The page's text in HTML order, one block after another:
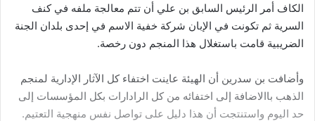
الكاف أمر الرئيس السابق بن علي أن تتم معالجة ملفه في كنف
السرية ثم تكونت في الإبان شركة خفية الاسم في إحدى بلدان الجنة
الضريبية قامت باستغلال هذا المنجم دون رخصة.
وأضافت بن سدرين أن الهيئة عاينت اختفاء كل الآثار الإدارية لمنجم
الذهب باالاضافة إلى اختفائه من كل الرادارات بكل المؤسسات إلى
حد اليوم واستنتجت أن هذا دليل على تواصل نفس منهجية التعتيم.